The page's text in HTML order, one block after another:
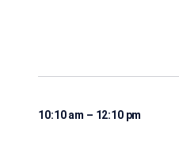
10:10 am – 12:10 pm